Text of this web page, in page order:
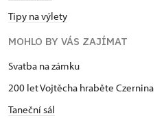
Tipy na výlety
MOHLO BY VÁS ZAJÍMAT
Svatba na zámku
200 let Vojtěcha hraběte Czernina
Taneční sál